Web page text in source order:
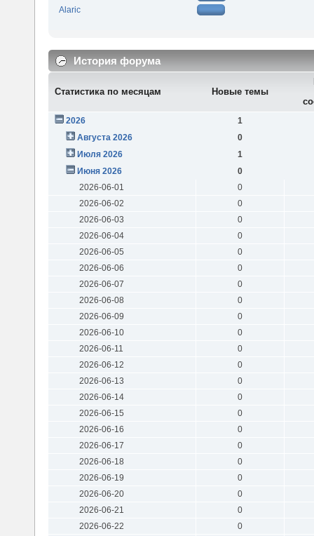
Alaric
История форума
Статистика по месяцам Новые темы
2026
1
Августа 2026
0
Июля 2026
1
Июня 2026
0
2026-06-01
0
2026-06-02
0
2026-06-03
0
2026-06-04
0
2026-06-05
0
2026-06-06
0
2026-06-07
0
2026-06-08
0
2026-06-09
0
2026-06-10
0
2026-06-11
0
2026-06-12
0
2026-06-13
0
2026-06-14
0
2026-06-15
0
2026-06-16
0
2026-06-17
0
2026-06-18
0
2026-06-19
0
2026-06-20
0
2026-06-21
0
2026-06-22
0